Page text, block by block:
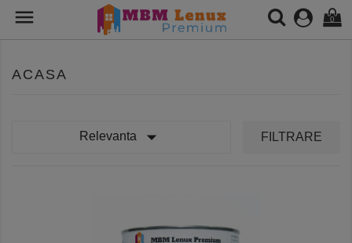
 0
ACASA
Relevanta  FILTRARE